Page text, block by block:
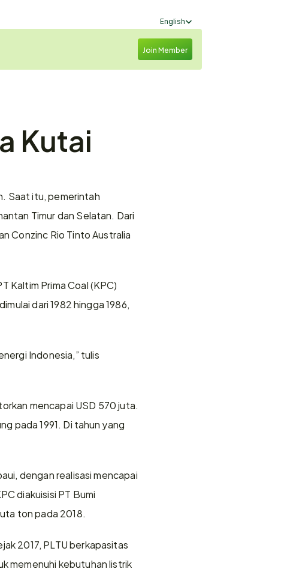
Select Language
English
Join Member
Kutai
Saat itu, pemerintah
Timur dan Selatan. Dari
Conzinc Rio Tinto Australia
Kaltim Prima Coal (KPC)
dari 1982 hingga 1986,
Indonesia,” tulis
mencapai USD 570 juta.
pada 1991. Di tahun yang
dengan realisasi mencapai
diakuisisi PT Bumi
ton pada 2018.
2017, PLTU berkapasitas
memenuhi kebutuhan listrik